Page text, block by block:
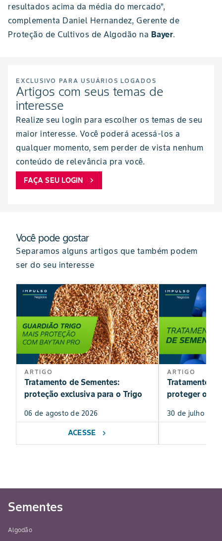
resultados acima da média do mercado”,
complementa Daniel Hernandez, Gerente de
Proteção de Cultivos de Algodão na Bayer.
EXCLUSIVO PARA USUÁRIOS LOGADOS
Artigos com seus temas de
interesse
Realize seu login para escolher os temas de seu
maior interesse. Você poderá acessá-los a
qualquer momento, sem perder de vista nenhum
conteúdo de relevância pra você.
FAÇA SEU LOGIN chevron_right
Você pode gostar
Separamos alguns artigos que também podem
ser do seu interesse
ARTIGO
Tratamento de Sementes:
proteção exclusiva para o Trigo
06 de agosto de 2026
ACESSE chevron_right
ARTIGO
Tratamento
proteger o
30 de julho de
Sementes
Algodão